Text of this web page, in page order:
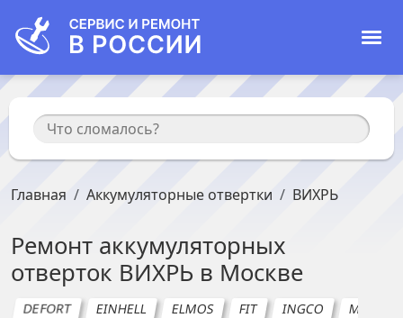
Главная Аккумуляторные отвертки ВИХРЬ
Ремонт аккумуляторных
отверток ВИХРЬ в Москве
DEFORT EINHELL ELMOS FIT INGCO